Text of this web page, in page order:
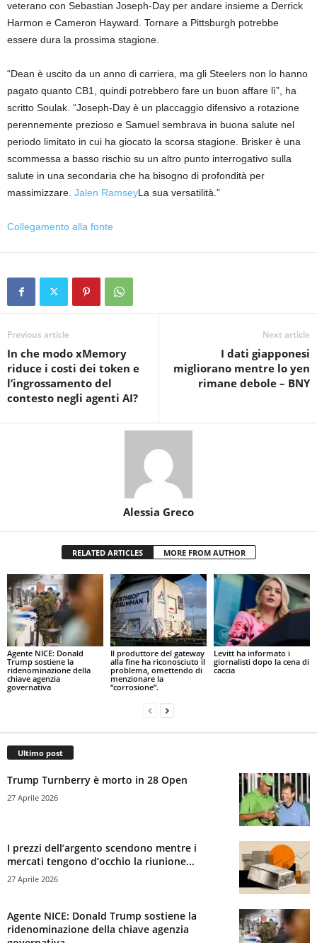
veterano con Sebastian Joseph-Day per andare insieme a Derrick
Harmon e Cameron Hayward. Tornare a Pittsburgh potrebbe
essere dura la prossima stagione.
“Dean è uscito da un anno di carriera, ma gli Steelers non lo hanno
pagato quanto CB1, quindi potrebbero fare un buon affare lì”, ha
scritto Soulak. “Joseph-Day è un placcaggio difensivo a rotazione
perennemente prezioso e Samuel sembrava in buona salute nel
periodo limitato in cui ha giocato la scorsa stagione. Brisker è una
scommessa a basso rischio su un altro punto interrogativo sulla
salute in una secondaria che ha bisogno di profondità per
massimizzare. Jalen RamseyLa sua versatilità.”
Collegamento alla fonte
Previous article
In che modo xMemory
riduce i costi dei token e
l’ingrossamento del
contesto negli agenti AI?
Next article
I dati giapponesi
migliorano mentre lo yen
rimane debole – BNY
Alessia Greco
RELATED ARTICLES MORE FROM AUTHOR
Agente NICE: Donald
Trump sostiene la
ridenominazione della
chiave agenzia
governativa
Il produttore del gateway
alla fine ha riconosciuto il
problema, omettendo di
menzionare la
“corrosione”.
Levitt ha informato i
giornalisti dopo la cena di
caccia
Ultimo post
Trump Turnberry è morto in 28 Open
27 Aprile 2026
I prezzi dell’argento scendono mentre i
mercati tengono d’occhio la riunione...
27 Aprile 2026
Agente NICE: Donald Trump sostiene la
ridenominazione della chiave agenzia